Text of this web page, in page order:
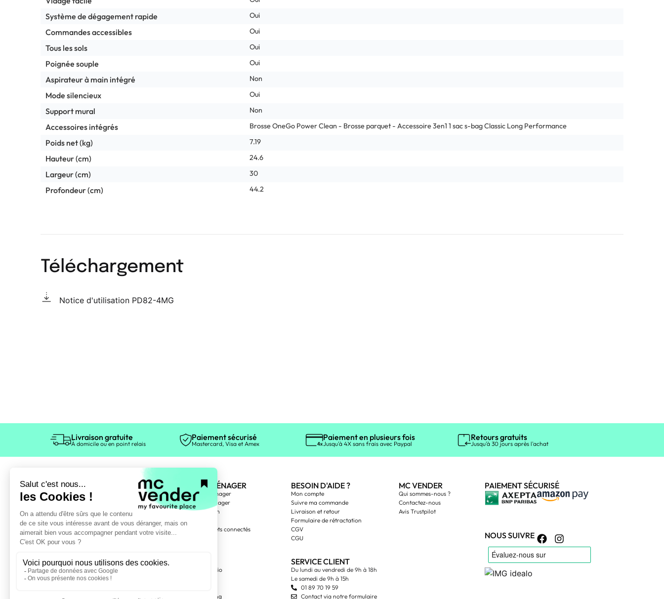
Système de dégagement rapide Oui
Commandes accessibles Oui
Tous les sols Oui
Poignée souple Oui
Aspirateur à main intégré Non
Mode silencieux Oui
Support mural Non
Accessoires intégrés Brosse OneGo Power Clean - Brosse parquet - Accessoire 3en1 1 sac s-bag Classic Long Performance
Poids net (kg) 7.19
Hauteur (cm) 24.6
Largeur (cm) 30
Profondeur (cm) 44.2
Téléchargement
Notice d'utilisation PD82-4MG
Livraison gratuite
À domicile ou en point relais
Paiement sécurisé
Mastercard, Visa et Amex
Paiement en plusieurs fois
Jusqu'à 4X sans frais avec Paypal
Retours gratuits
Jusqu'à 30 jours après l'achat
ÉLECTROMÉNAGER
Gros électroménager
Petit électroménager
Entretien maison
TV, Vidéo
Téléphonie, objets connectés
Meubles TV, audio
Armoire, dressing
BESOIN D'AIDE ?
Mon compte
Suivre ma commande
Livraison et retour
Formulaire de rétractation
CGV
CGU
SERVICE CLIENT
Du lundi au vendredi de 9h à 18h
Le samedi de 9h à 15h
01 89 70 19 59
Contact via notre formulaire
MC VENDER
Qui sommes-nous ?
Contactez-nous
Avis Trustpilot
PAIEMENT SÉCURISÉ
NOUS SUIVRE